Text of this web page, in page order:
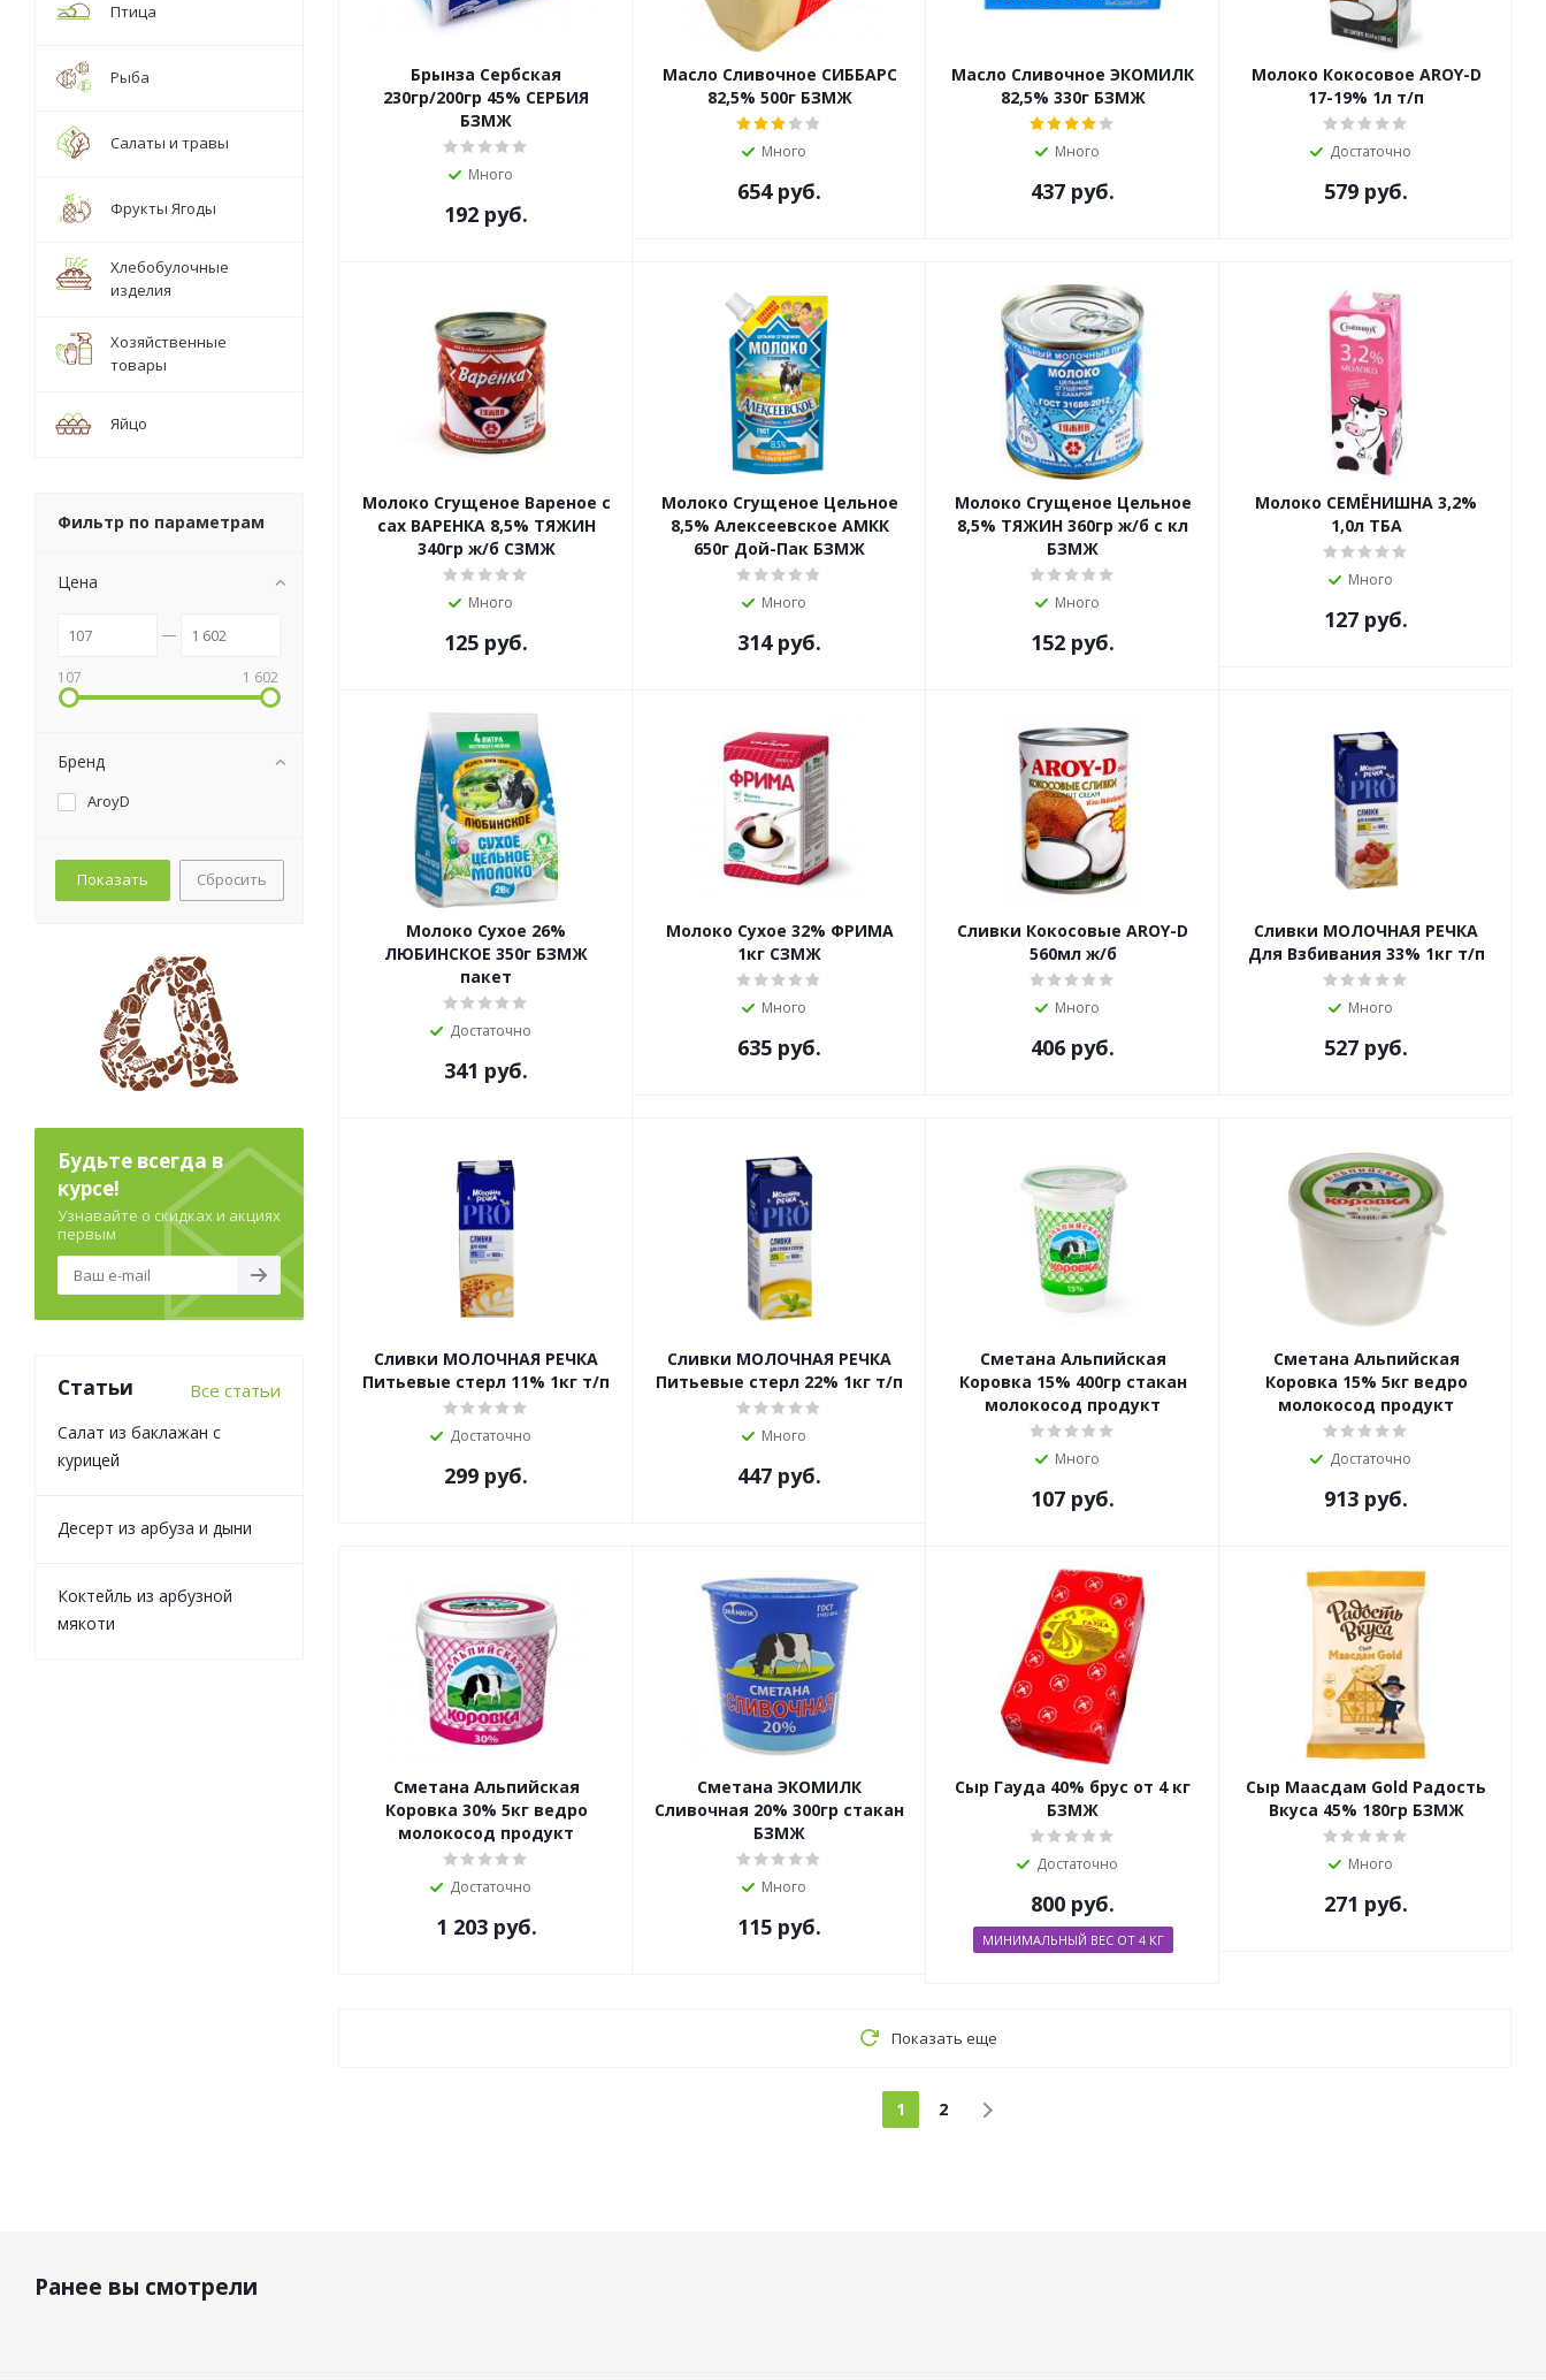
Брынза Сербская
230гр/200гр 45% СЕРБИЯ
БЗМЖ
Много
192 руб.
Масло Сливочное СИББАРС
82,5% 500г БЗМЖ
Много
654руб.
Масло Сливочное ЭКОМИЛК
82,5% 330г БЗМЖ
Много
437 руб.
Молоко Кокосовое AROY-D
17-19% 1л т/п
Достаточно
579 руб.
Молоко Сгущеное Вареное с
сах ВАРЕНКА 8,5% ТЯЖИН
340гр ж/б СЗМЖ
Много
125 руб.
Молоко Сгущеное Цельное
8,5% Алексеевское АМКК
650г Дой-Пак БЗМЖ
Много
314руб.
Молоко Сгущеное Цельное
8,5% ТЯЖИН 360гр ж/б с кл
БЗМЖ
Много
152 руб.
Молоко СЕМЁНИШНА 3,2%
1,0л ТБА
Много
127 руб.
Молоко Сухое 26%
ЛЮБИНСКОЕ 350г БЗМЖ
пакет
Достаточно
341 руб.
Молоко Сухое 32% ФРИМА
1кг СЗМЖ
Много
635 руб.
Сливки Кокосовые AROY-D
560мл ж/б
Много
406 руб.
Сливки МОЛОЧНАЯ РЕЧКА
Для Взбивания 33% 1кг т/п
Много
527 руб.
Сливки МОЛОЧНАЯ РЕЧКА
Питьевые стерл 11% 1кг т/п
Достаточно
299 руб.
Сливки МОЛОЧНАЯ РЕЧКА
Питьевые стерл 22% 1кг т/п
Много
447 руб.
Сметана Альпийская
Коровка 15% 400гр стакан
молокосод продукт
Много
107 руб.
Сметана Альпийская
Коровка 15% 5кг ведро
молокосод продукт
Достаточно
913 руб.
Сметана Альпийская
Коровка 30% 5кг ведро
молокосод продукт
Достаточно
1 203руб.
Сметана ЭКОМИЛК
Сливочная 20% 300гр стакан
БЗМЖ
Много
115 руб.
Сыр Гауда 40% брус от 4 кг
БЗМЖ
Достаточно
800 руб.
МИНИМАЛЬНЫЙ ВЕС ОТ 4 КГ
Сыр Маасдам Gold Радость
Вкуса 45% 180гр БЗМЖ
Много
271 руб.
Показать еще
1 2
Птица
Рыба
Салаты и травы
Фрукты Ягоды
Хлебобулочные
изделия
Хозяйственные
товары
Яйцо
Фильтр по параметрам
Цена
107 1 602
Бренд
AroyD
Сбросить
Будьте всегда в
курсе!
Узнавайте о скидках и акциях
первым
Статьи Все статьи
Салат из баклажан с
курицей
Десерт из арбуза и дыни
Коктейль из арбузной
мякоти
Ранее вы смотрели